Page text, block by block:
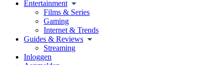
Entertainment
Films & Series
Gaming
Internet & Trends
Guides & Reviews
Streaming
Inloggen